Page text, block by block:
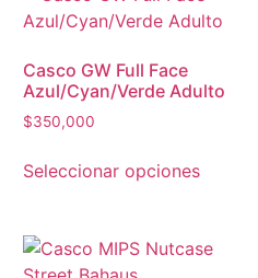
Casco GW Full Face
Azul/Cyan/Verde Adulto
$350,000
Seleccionar opciones